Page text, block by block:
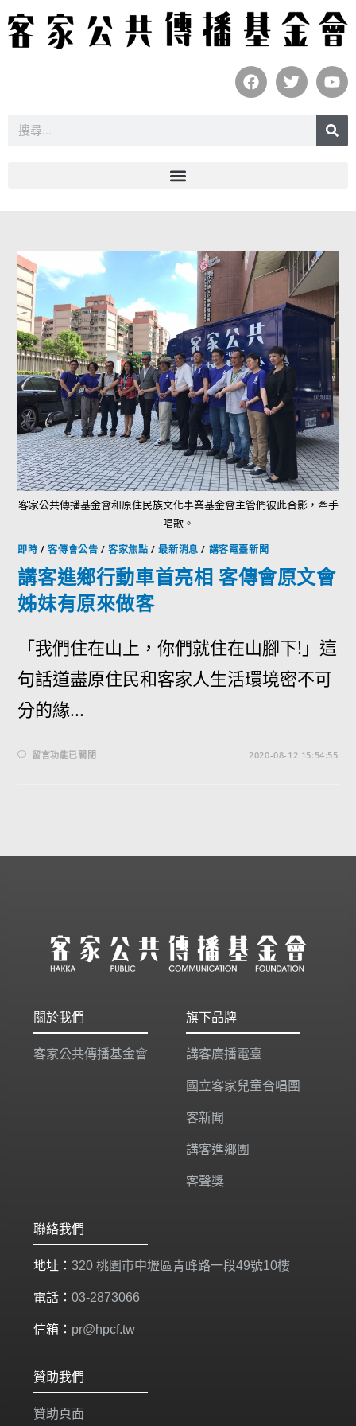
客家公共傳播基金會和原住民族文化事業基金會主管們彼此合影，牽手
唱歌。
即時 /客傳會公告 /客家焦點 /最新消息 / 講客電臺新聞
講客進鄉行動車首亮相 客傳會原文會
姊妹有原來做客
「我們住在山上，你們就住在山腳下!」這
句話道盡原住民和客家人生活環境密不可
分的緣...
留言功能已關閉 2020-08-12 15:54:55
關於我們
客家公共傳播基金會
旗下品牌
講客廣播電臺
國立客家兒童合唱團
客新聞
講客進鄉團
客聲獎
聯絡我們
地址： 320 桃園市中壢區青峰路一段49號10樓
電話： 03-2873066
信箱： pr@hpcf.tw
贊助我們
贊助頁面